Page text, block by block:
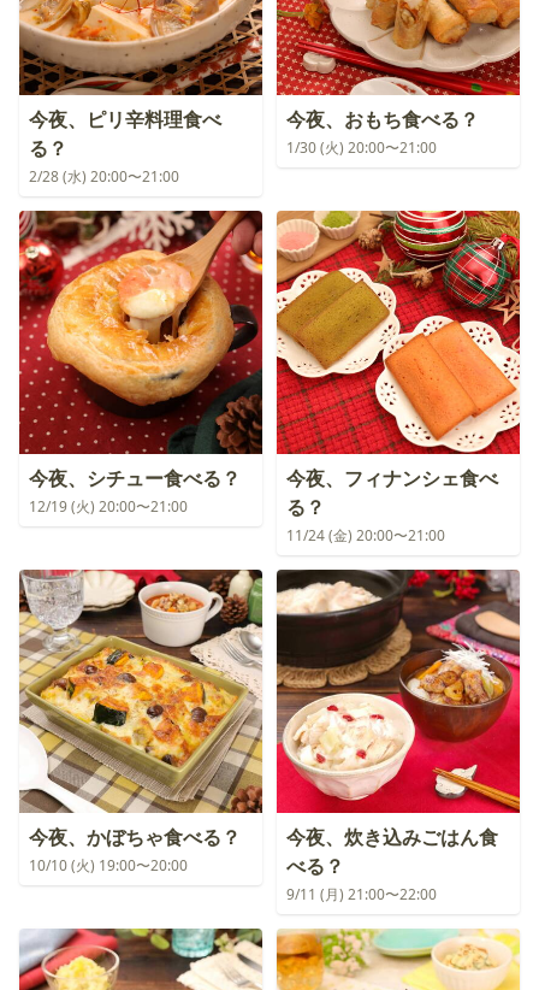
今夜、ピリ辛料理食べ
る？
2/28 (水) 20:00〜21:00
今夜、おもち食べる？
1/30 (火) 20:00〜21:00
今夜、シチュー食べる？
12/19 (火) 20:00〜21:00
今夜、フィナンシェ食べ
る？
11/24 (金) 20:00〜21:00
今夜、かぼちゃ食べる？
10/10 (火) 19:00〜20:00
今夜、炊き込みごはん食
べる？
9/11 (月) 21:00〜22:00